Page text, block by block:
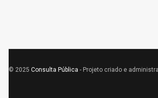
© 2025 Consulta Pública - Projeto criado e